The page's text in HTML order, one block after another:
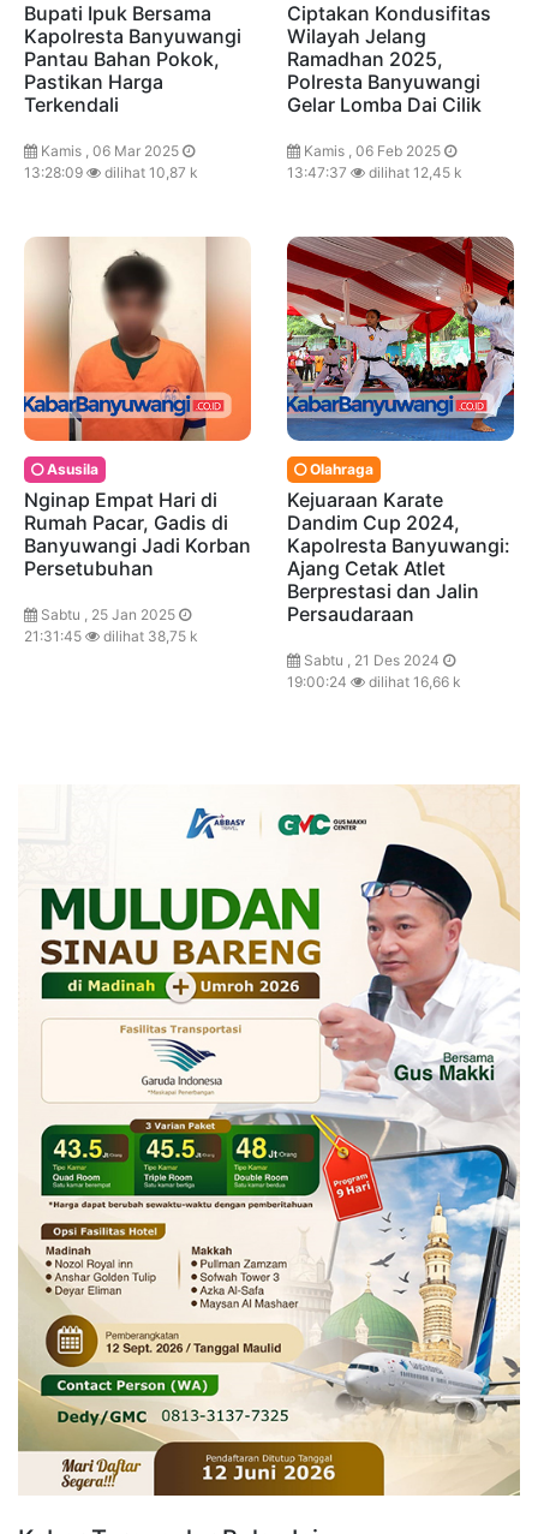
Bupati Ipuk Bersama
Kapolresta Banyuwangi
Pantau Bahan Pokok,
Pastikan Harga
Terkendali
Kamis , 06 Mar 2025
13:28:09
dilihat 10,87 k
Ciptakan Kondusifitas
Wilayah Jelang
Ramadhan 2025,
Polresta Banyuwangi
Gelar Lomba Dai Cilik
Kamis , 06 Feb 2025
13:47:37
dilihat 12,45 k
Asusila
Nginap Empat Hari di
Rumah Pacar, Gadis di
Banyuwangi Jadi Korban
Persetubuhan
Sabtu , 25 Jan 2025
21:31:45
dilihat 38,75 k
Olahraga
Kejuaraan Karate
Dandim Cup 2024,
Kapolresta Banyuwangi:
Ajang Cetak Atlet
Berprestasi dan Jalin
Persaudaraan
Sabtu , 21 Des 2024
19:00:24
dilihat 16,66 k